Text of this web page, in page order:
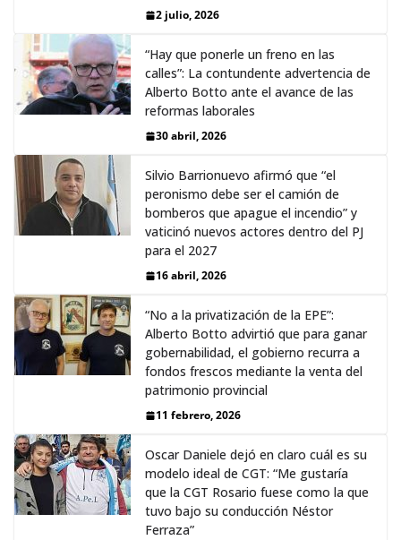
2 julio, 2026
“Hay que ponerle un freno en las
calles”: La contundente advertencia de
Alberto Botto ante el avance de las
reformas laborales
30 abril, 2026
Silvio Barrionuevo afirmó que “el
peronismo debe ser el camión de
bomberos que apague el incendio” y
vaticinó nuevos actores dentro del PJ
para el 2027
16 abril, 2026
“No a la privatización de la EPE”:
Alberto Botto advirtió que para ganar
gobernabilidad, el gobierno recurra a
fondos frescos mediante la venta del
patrimonio provincial
11 febrero, 2026
Oscar Daniele dejó en claro cuál es su
modelo ideal de CGT: “Me gustaría
que la CGT Rosario fuese como la que
tuvo bajo su conducción Néstor
Ferraza”